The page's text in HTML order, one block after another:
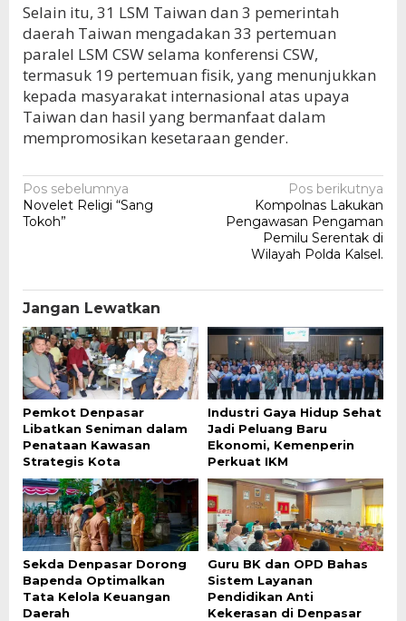
Selain itu, 31 LSM Taiwan dan 3 pemerintah
daerah Taiwan mengadakan 33 pertemuan
paralel LSM CSW selama konferensi CSW,
termasuk 19 pertemuan fisik, yang menunjukkan
kepada masyarakat internasional atas upaya
Taiwan dan hasil yang bermanfaat dalam
mempromosikan kesetaraan gender.
Navigasi
pos
Pos sebelumnya
Novelet Religi “Sang
Tokoh”
Pos berikutnya
Kompolnas Lakukan
Pengawasan Pengaman
Pemilu Serentak di
Wilayah Polda Kalsel.
Jangan Lewatkan
Pemkot Denpasar
Libatkan Seniman dalam
Penataan Kawasan
Strategis Kota
Industri Gaya Hidup Sehat
Jadi Peluang Baru
Ekonomi, Kemenperin
Perkuat IKM
Sekda Denpasar Dorong
Bapenda Optimalkan
Tata Kelola Keuangan
Daerah
Guru BK dan OPD Bahas
Sistem Layanan
Pendidikan Anti
Kekerasan di Denpasar